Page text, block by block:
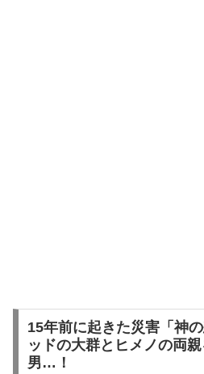
15年前に起きた災害「神
ッドの大群とヒメノの両
男…！